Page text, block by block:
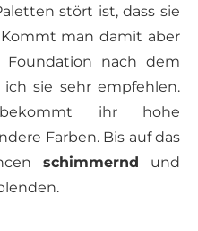
stört ist, dass sie
man damit aber
nach dem
sie sehr empfehlen.
ihr hohe
Farben. Bis auf das
schimmernd und